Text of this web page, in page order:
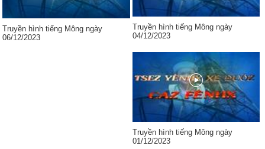
Truyền hình tiếng Mông ngày
06/12/2023
Truyền hình tiếng Mông ngày
04/12/2023
Truyền hình tiếng Mông ngày
01/12/2023